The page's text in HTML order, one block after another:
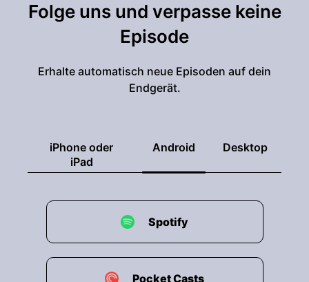
Folge uns und verpasse keine
Episode
Erhalte automatisch neue Episoden auf dein
Endgerät.
iPhone oder
iPad
Android Desktop
Spotify
Pocket Casts